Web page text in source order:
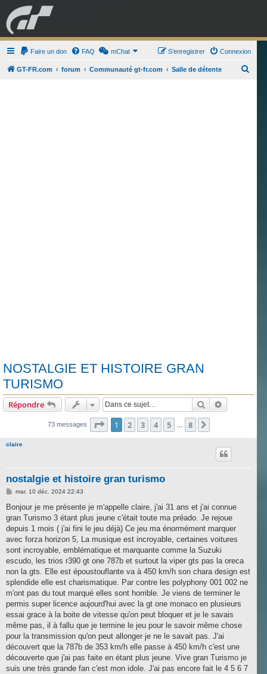
GRAN TURISMO FORUM
Faire un don FAQ mChat Connexion
S’enregistrer
GT-FR.com forum Communauté gt-fr.com Salle de détente
NOSTALGIE ET HISTOIRE GRAN
TURISMO
Répondre Rechercher
73 messages Page 1sur8
1 2 3 4 5 8
claire
nostalgie et histoire gran turismo
M
s
a
g
e
mar. 10 déc. 2024 22:43
Bonjour je me présente je m'appelle claire, j'ai 31 ans et j'ai connue
gran Turismo 3 étant plus jeune c'était toute ma préado. Je rejoue
depuis 1 mois ( j'ai fini le jeu déjà) Ce jeu ma énormément marquer
avec forza horizon 5, La musique est incroyable, certaines voitures
sont incroyable, emblématique et marquante comme la Suzuki
escudo, les trios r390 gt one 787b et surtout la viper gts pas la oreca
non la gts. Elle est époustouflante va à 450 km/h son chara design est
splendide elle est charismatique. Par contre les polyphony 001 002 ne
m'ont pas du tout marqué elles sont horrible. Je viens de terminer le
permis super licence aujourd'hui avec la gt one monaco en plusieurs
essai grace à la boite de vitesse qu'on peut bloquer et je le savais
même pas, il à fallu que je termine le jeu pour le savoir même chose
pour la transmission qu'on peut allonger je ne le savait pas. J'ai
découvert que la 787b de 353 km/h elle passe à 450 km/h c'est une
découverte que j'ai pas faite en étant plus jeune. Vive gran Turismo je
suis une très grande fan c'est mon idole. J'ai pas encore fait le 4 5 6 7